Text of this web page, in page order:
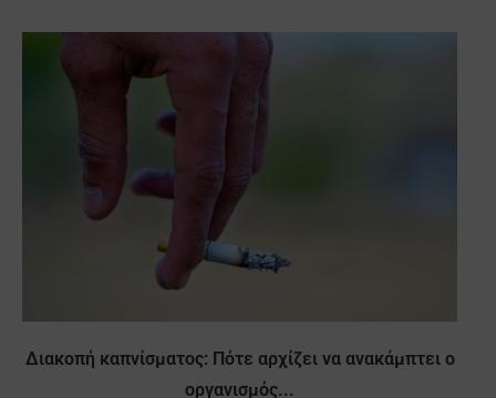
Διακοπή καπνίσματος: Πότε αρχίζει να ανακάμπτει ο
οργανισμός...